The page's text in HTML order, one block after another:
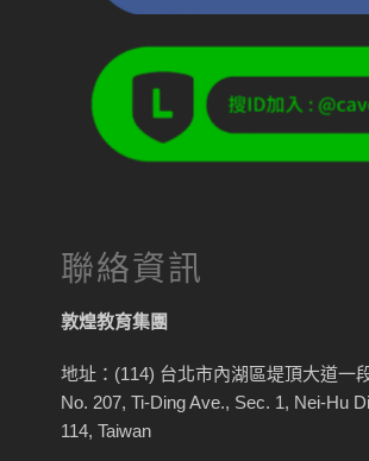
聯絡資訊
敦煌教育集團
地址：(114) 台北市內湖區堤頂大道一
No. 207, Ti-Ding Ave., Sec. 1, Nei-Hu
114, Taiwan